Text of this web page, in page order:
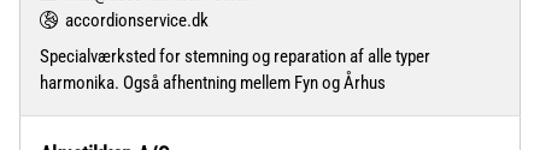
accordionservice.dk
Specialværksted for stemning og reparation af alle typer
harmonika. Også afhentning mellem Fyn og Århus